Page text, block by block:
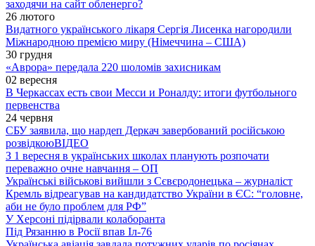
заходячи на сайт обленерго?
26 лютого
Видатного українського лікаря Сергія Лисенка нагородили
Міжнародною премією миру (Німеччина – США)
30 грудня
«Аврора» передала 220 шоломів захисникам
02 вересня
В Черкассах есть свои Месси и Роналду: итоги футбольного
первенства
24 червня
СБУ заявила, що нардеп Деркач завербований російською
розвідкоюВІДЕО
З 1 вересня в українських школах планують розпочати
переважно очне навчання – ОП
Українські військові вийшли з Сєвєродонецька – журналіст
Кремль відреагував на кандидатство України в ЄС: “головне,
аби не було проблем для РФ”
У Херсоні підірвали колаборанта
Під Рязанню в Росії впав Іл-76